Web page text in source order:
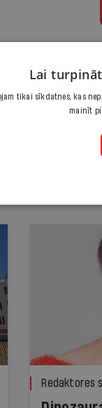
Redaktores
Lai
tikai sīkdatnes, kas
mainīt